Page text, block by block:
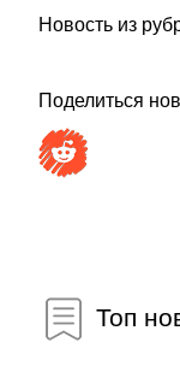
Новость из
Поделиться
Топ